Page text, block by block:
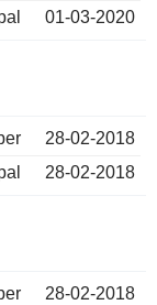
01-03-2020
28-02-2018
28-02-2018
28-02-2018